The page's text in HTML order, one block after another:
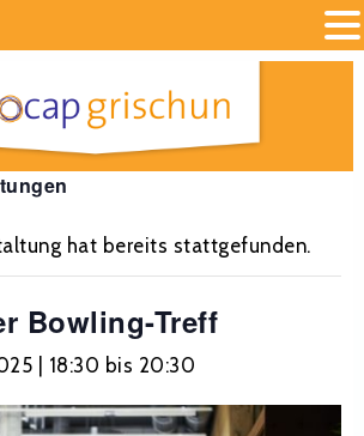
hat bereits stattgefunden.
Bowling-Treff
| 18:30 bis 20:30